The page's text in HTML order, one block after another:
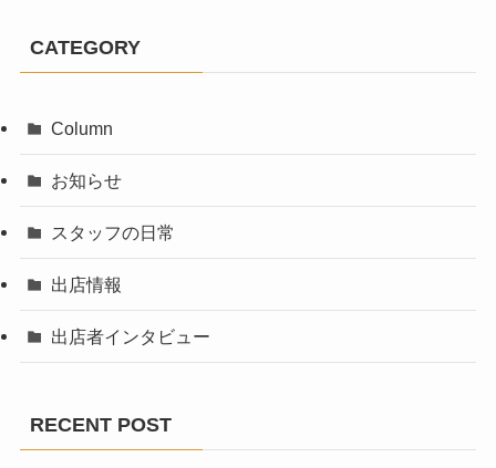
CATEGORY
Column
お知らせ
スタッフの日常
出店情報
出店者インタビュー
RECENT POST